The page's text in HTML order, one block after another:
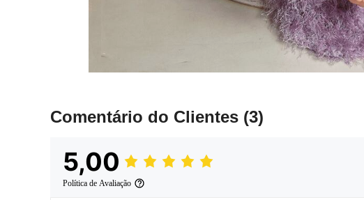
Comentário do Clientes (3)
5,00
Política de Avaliação